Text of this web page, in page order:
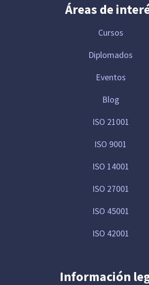
Áreas de
Cursos
Diplomados
Eventos
Blog
ISO 21001
ISO 9001
ISO 14001
ISO 27001
ISO 45001
ISO 42001
Información